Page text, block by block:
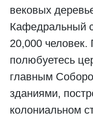
вековых
Кафедральный
20,000
полюбуетесь
главным
зданиями,
колониальном